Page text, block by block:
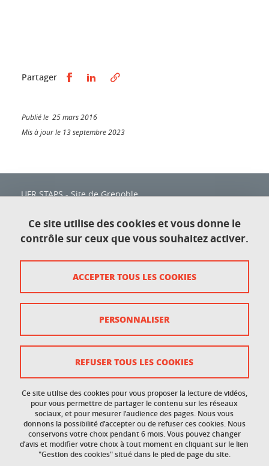
Partager Partager sur Facebook
Partager sur LinkedIn
Publié le 25 mars 2016
Mis à jour le 13 septembre 2023
UFR STAPS - Site de Grenoble
38400 Saint-Martin-D'Hères
Contact
Crédits
Gestion des cookies
Accessibilité : non conforme
Politique des cookies
Ce site utilise des cookies et vous donne le
contrôle sur ceux que vous souhaitez activer.
Ce site utilise des cookies pour vous proposer la lecture de vidéos,
pour vous permettre de partager le contenu sur les réseaux
sociaux, et pour mesurer l’audience des pages. Nous vous
donnons la possibilité d’accepter ou de refuser ces cookies. Nous
conservons votre choix pendant 6 mois. Vous pouvez changer
d’avis et modifier votre choix à tout moment en cliquant sur le lien
"Gestion des cookies" situé dans le pied de page du site.
ACCEPTER TOUS LES COOKIES
REFUSER TOUS LES COOKIES
PERSONNALISER